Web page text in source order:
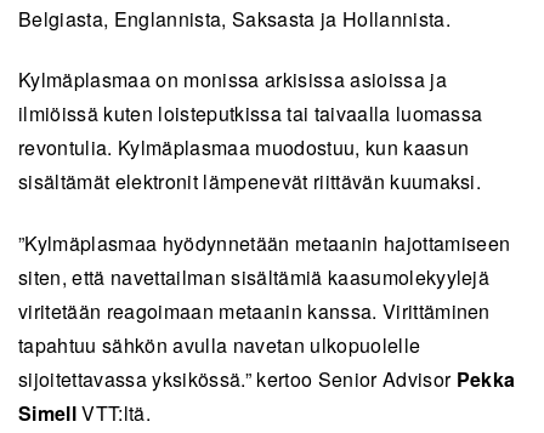
Belgiasta, Englannista, Saksasta ja Hollannista.
Kylmäplasmaa on monissa arkisissa asioissa ja
ilmiöissä kuten loisteputkissa tai taivaalla luomassa
revontulia. Kylmäplasmaa muodostuu, kun kaasun
sisältämät elektronit lämpenevät riittävän kuumaksi.
”Kylmäplasmaa hyödynnetään metaanin hajottamiseen
siten, että navettailman sisältämiä kaasumolekyylejä
viritetään reagoimaan metaanin kanssa. Virittäminen
tapahtuu sähkön avulla navetan ulkopuolelle
sijoitettavassa yksikössä.” kertoo Senior Advisor Pekka
SimellVTT:ltä.